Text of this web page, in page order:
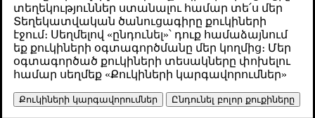
Наличие новых обновлений можно также проверить в меню
раздела настроекСистема→Сведения о системе→Обновление
программного обеспечения.
Загрузка обновлений ПО
Чтобы иметь возможность загрузить обновление